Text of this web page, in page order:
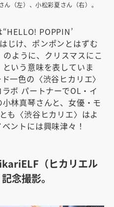
（左）、小松彩夏さん（右）。
POPPIN’
じけ、ポンポンとはずむ
のように、クリスマスにこ
いう意味を表していま
一色の〈渋谷ヒカリエ〉
ボ パートナーでOL・イ
林真琴さんと、女優・モ
も〈渋谷ヒカリエ〉はよ
ントには興味津々！
（ヒカリエル
念撮影。